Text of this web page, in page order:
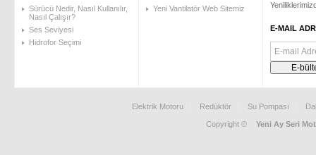
Sürücü Nedir, Nasıl Kullanılır,
Nasıl Çalışır?
Ses Seviyesi
Hidrofor Seçimi
Yeni Vantilatör Web Sitemiz
E-MAIL
Elektrik Motoru Redüktör Su Pompası
Copyright © Yeni Ay Seri